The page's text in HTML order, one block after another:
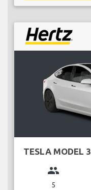
TESLA MODEL 3
group
5